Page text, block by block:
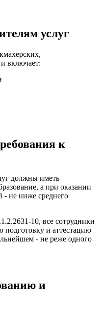
услуг
включает:
к
должны иметь
а при оказании
- не ниже среднего
10, все сотрудники
подготовку и аттестацию
- не реже одного
и